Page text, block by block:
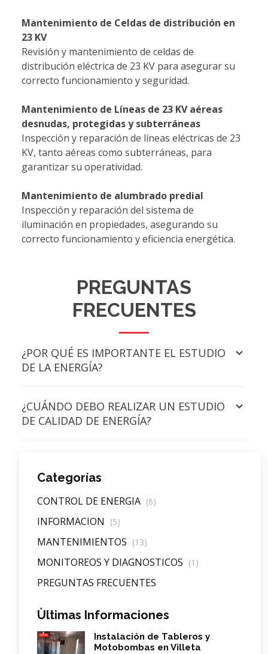
Mantenimiento de Celdas de distribución en
23 KV
Revisión y mantenimiento de celdas de
distribución eléctrica de 23 KV para asegurar su
correcto funcionamiento y seguridad.
Mantenimiento de Líneas de 23 KV aéreas
desnudas, protegidas y subterráneas
Inspección y reparación de líneas eléctricas de 23
KV, tanto aéreas como subterráneas, para
garantizar su operatividad.
Mantenimiento de alumbrado predial
Inspección y reparación del sistema de
iluminación en propiedades, asegurando su
correcto funcionamiento y eficiencia energética.
PREGUNTAS
FRECUENTES
¿POR QUÉ ES IMPORTANTE EL ESTUDIO
DE LA ENERGÍA?
¿CUÁNDO DEBO REALIZAR UN ESTUDIO
DE CALIDAD DE ENERGÍA?
Categorías
CONTROL DE ENERGIA (6)
INFORMACION (5)
MANTENIMIENTOS (13)
MONITOREOS Y DIAGNOSTICOS (1)
PREGUNTAS FRECUENTES
Ùltimas Informaciones
Instalación de Tableros y
Motobombas en Villeta